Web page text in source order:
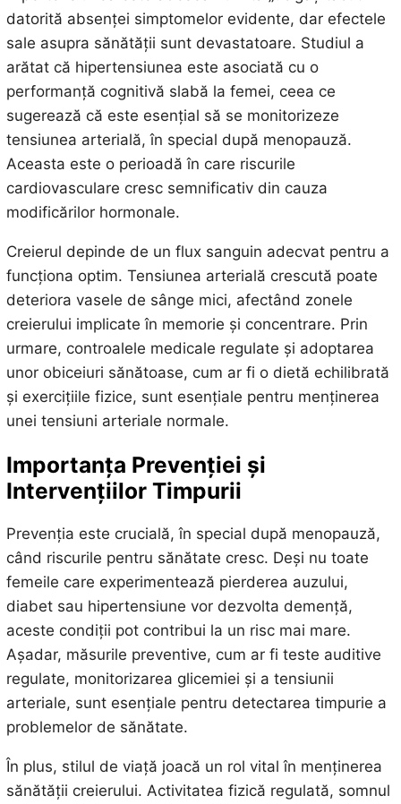
datorită absenței simptomelor evidente, dar efectele
sale asupra sănătății sunt devastatoare. Studiul a
arătat că hipertensiunea este asociată cu o
performanță cognitivă slabă la femei, ceea ce
sugerează că este esențial să se monitorizeze
tensiunea arterială, în special după menopauză.
Aceasta este o perioadă în care riscurile
cardiovasculare cresc semnificativ din cauza
modificărilor hormonale.
Creierul depinde de un flux sanguin adecvat pentru a
funcționa optim. Tensiunea arterială crescută poate
deteriora vasele de sânge mici, afectând zonele
creierului implicate în memorie și concentrare. Prin
urmare, controalele medicale regulate și adoptarea
unor obiceiuri sănătoase, cum ar fi o dietă echilibrată
și exercițiile fizice, sunt esențiale pentru menținerea
unei tensiuni arteriale normale.
Importanța Prevenției și
Intervențiilor Timpurii
Prevenția este crucială, în special după menopauză,
când riscurile pentru sănătate cresc. Deși nu toate
femeile care experimentează pierderea auzului,
diabet sau hipertensiune vor dezvolta demență,
aceste condiții pot contribui la un risc mai mare.
Așadar, măsurile preventive, cum ar fi teste auditive
regulate, monitorizarea glicemiei și a tensiunii
arteriale, sunt esențiale pentru detectarea timpurie a
problemelor de sănătate.
În plus, stilul de viață joacă un rol vital în menținerea
sănătății creierului. Activitatea fizică regulată, somnul